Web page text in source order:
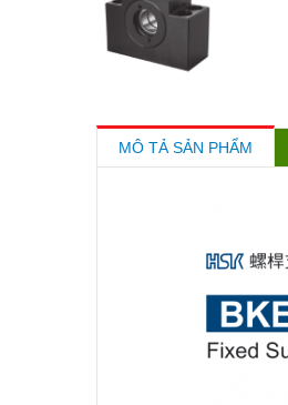
MÔ TẢ SẢN PHẨM